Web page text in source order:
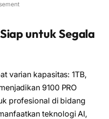
untuk Segala
varian kapasitas: 1TB,
9100 PRO
profesional di bidang
teknologi AI,